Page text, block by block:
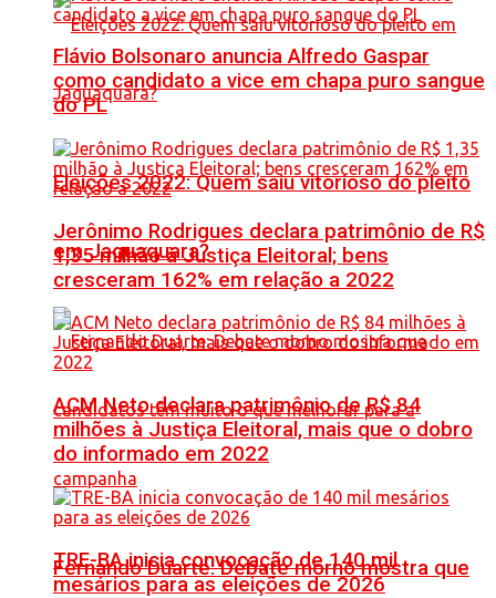
Eleições 2022: Quem saiu vitorioso do pleito
em Jaguaquara?
Fernando Duarte: Debate morno mostra que
Flávio Bolsonaro anuncia Alfredo Gaspar
como candidato a vice em chapa puro sangue
do PL
Jerônimo Rodrigues declara patrimônio de R$
1,35 milhão à Justiça Eleitoral; bens
cresceram 162% em relação a 2022
ACM Neto declara patrimônio de R$ 84
milhões à Justiça Eleitoral, mais que o dobro
do informado em 2022
TRE-BA inicia convocação de 140 mil
mesários para as eleições de 2026